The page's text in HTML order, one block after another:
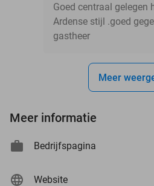
Goed centraal gelegen
Ardense stijl .goed
gastheer
Meer
Meer informatie
Bedrijfspagina
Website